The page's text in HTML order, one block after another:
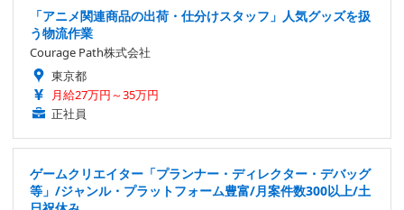
「アニメ関連商品の出荷・仕分けスタッフ」人気グッズを扱
う物流作業
Courage Path株式会社
東京都
月給27万円～35万円
正社員
ゲームクリエイター「プランナー・ディレクター・デバッグ
等」/ジャンル・プラットフォーム豊富/月案件数300以上/土